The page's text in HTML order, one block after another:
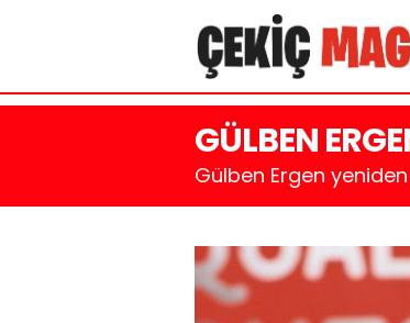
GÜLBEN
Gülben Ergen yeniden